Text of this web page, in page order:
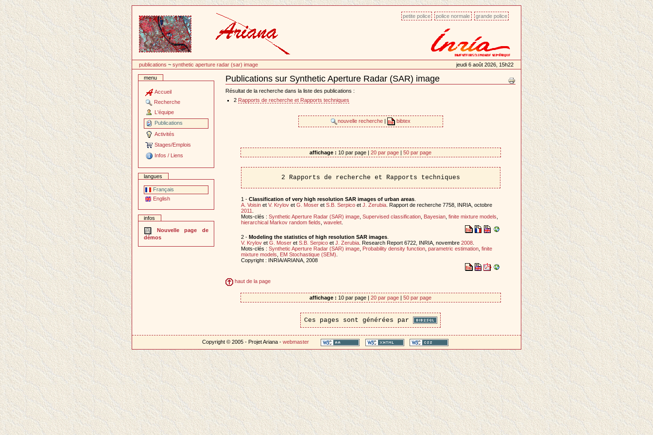
contenu
petite police police normale grande police
publications ~synthetic aperture radar (sar) image jeudi 6 août 2026, 15h22
menu
Accueil
Recherche
L'équipe
Publications
Activités
Stages/Emplois
Infos / Liens
langues
Français
English
infos
Nouvelle page de
démos
Publications sur Synthetic Aperture Radar (SAR) image
Document
Actions
Résultat de la recherche dans la liste des publications :
2 Rapports de recherche et Rapports techniques
nouvelle recherche bibtex
affichage : 10 par page | 20 par page | 50 par page
2 Rapports de recherche et Rapports techniques
1 - Classification of very high resolution SAR images of urban areas.
A. Voisinet V. Krylovet G. Moseret S.B. Serpicoet J. Zerubia. Rapport de recherche 7758, INRIA, octobre
2011
Mots-clés : Synthetic Aperture Radar (SAR) image, Supervised classification, Bayesian, finite mixture models
hierarchical Markov random fields wavelet.
2 - Modeling the statistics of high resolution SAR images.
V. Krylovet G. Moseret S.B. Serpicoet J. Zerubia. Research Report 6722, INRIA, novembre 2008.
Mots-clés : Synthetic Aperture Radar (SAR) image, Probability density function, parametric estimation, finite
mixture models
EM Stochastique (SEM)
Copyright : INRIA/ARIANA, 2008
haut de la page
affichage : 10 par page | 20 par page | 50 par page
Ces pages sont générées par
Copyright © 2005 - Projet Ariana -webmaster